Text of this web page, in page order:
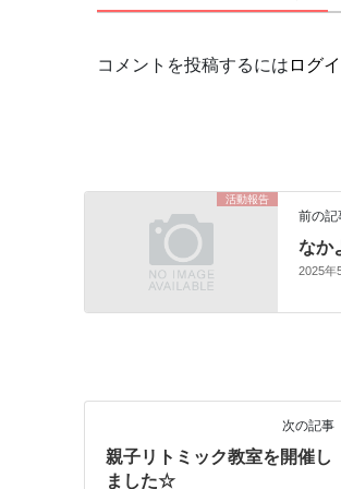
コメントを投稿するには ログ
活動報告
前の記
なか
2025年
次の記事
親子リトミック教室を開催し
ました☆